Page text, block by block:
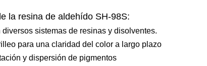
la resina de aldehído SH-98S:
sistemas de resinas y disolventes.
para una claridad del color a largo plazo
y dispersión de pigmentos